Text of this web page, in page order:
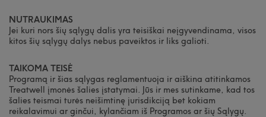
NUTRAUKIMAS
Jei kuri nors šių sąlygų dalis yra teisiškai neįgyvendinama, visos
kitos šių sąlygų dalys nebus paveiktos ir liks galioti.
TAIKOMA TEISĖ
Programą ir šias sąlygas reglamentuoja ir aiškina atitinkamos
Treatwell įmonės šalies įstatymai. Jūs ir mes sutinkame, kad tos
šalies teismai turės neišimtinę jurisdikciją bet kokiam
reikalavimui ar ginčui, kylančiam iš Programos ar šių Sąlygų.